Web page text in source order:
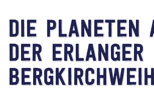
Die Planeten
der Erlanger